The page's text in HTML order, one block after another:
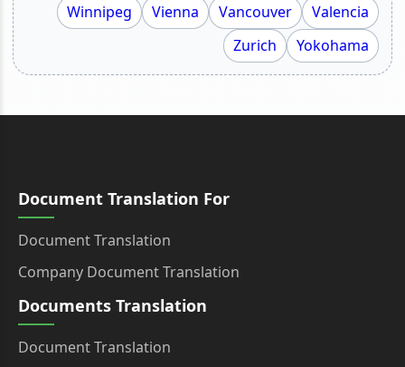
Valencia
Vancouver
Vienna
Winnipeg
Yokohama
Zurich
Document Translation For
Document Translation
Company Document Translation
Documents Translation
Document Translation